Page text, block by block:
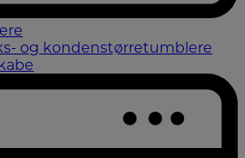
og kondenstørretumblere